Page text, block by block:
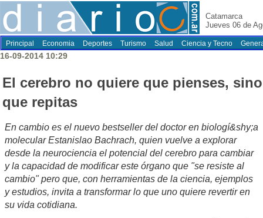
Catamarca
Jueves 06 de
Principal Economia Deportes Turismo Salud Ciencia y Tecno
16-09-2014 10:29
El cerebro no quiere que pienses, sino
que repitas
En cambio es el nuevo bestseller del doctor en biologí&shy;a
molecular Estanislao Bachrach, quien vuelve a explorar
desde la neurociencia el potencial del cerebro para cambiar
y la capacidad de modificar este órgano que "se resiste al
cambio" pero que, con herramientas de la ciencia, ejemplos
y estudios, invita a transformar lo que uno quiere revertir en
su vida cotidiana.